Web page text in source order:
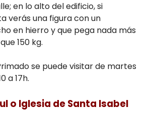
en lo alto del edificio, si
verás una figura con un
en hierro y que pega nada más
150 kg.
se puede visitar de martes
a 17h.
o Iglesia de Santa Isabel